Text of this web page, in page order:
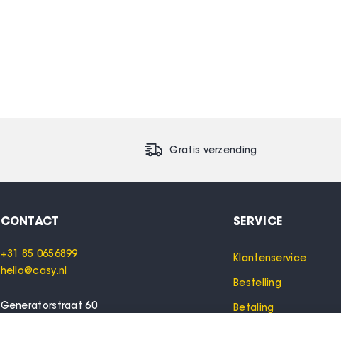
Gratis verzending
CONTACT
+31 85 0656899
hello@casy.nl
Generatorstraat 60
SERVICE
Klantenservice
Bestelling
Betaling